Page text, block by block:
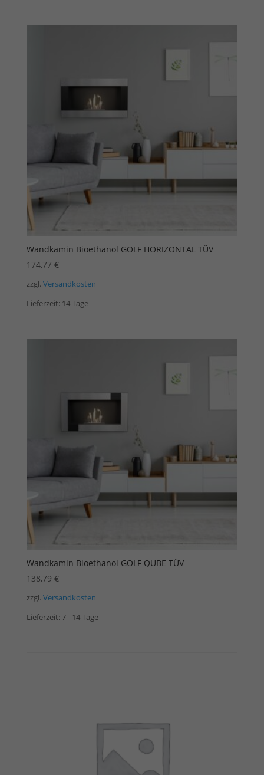
Wandkamin Bioethanol GOLF HORIZONTAL TÜV
174,77 €
zzgl. Versandkosten
Lieferzeit: 14 Tage
Wandkamin Bioethanol GOLF QUBE TÜV
138,79 €
zzgl. Versandkosten
Lieferzeit: 7 - 14 Tage